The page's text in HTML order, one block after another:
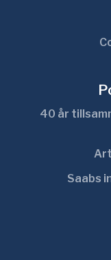
40 år
Saabs